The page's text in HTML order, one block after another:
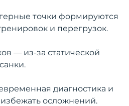
точки формируются
и перегрузок.
— из-за статической
диагностика и
осложнений.